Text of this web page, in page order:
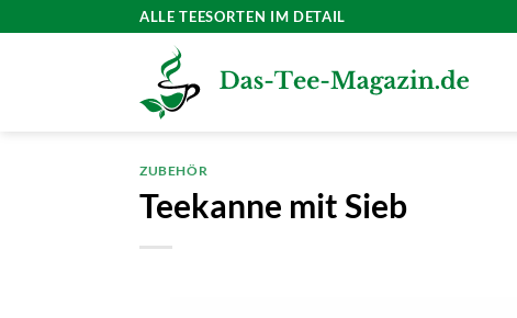
ALLE TEESORTEN IM DETAIL
ZUBEHÖR
Teekanne mit Sieb